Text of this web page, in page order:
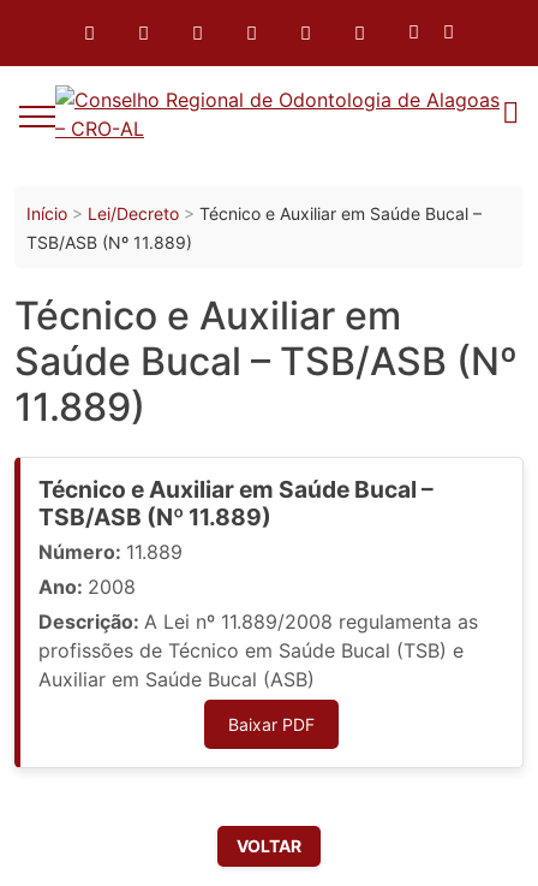
conteúdo
Início Lei/Decreto
Técnico e Auxiliar em Saúde Bucal –
TSB/ASB (Nº 11.889)
Técnico e Auxiliar em
Saúde Bucal – TSB/ASB (Nº
11.889)
Técnico e Auxiliar em Saúde Bucal –
TSB/ASB (Nº 11.889)
Número: 11.889
Ano: 2008
Descrição: A Lei nº 11.889/2008 regulamenta as
profissões de Técnico em Saúde Bucal (TSB) e
Auxiliar em Saúde Bucal (ASB)
Baixar PDF
VOLTAR